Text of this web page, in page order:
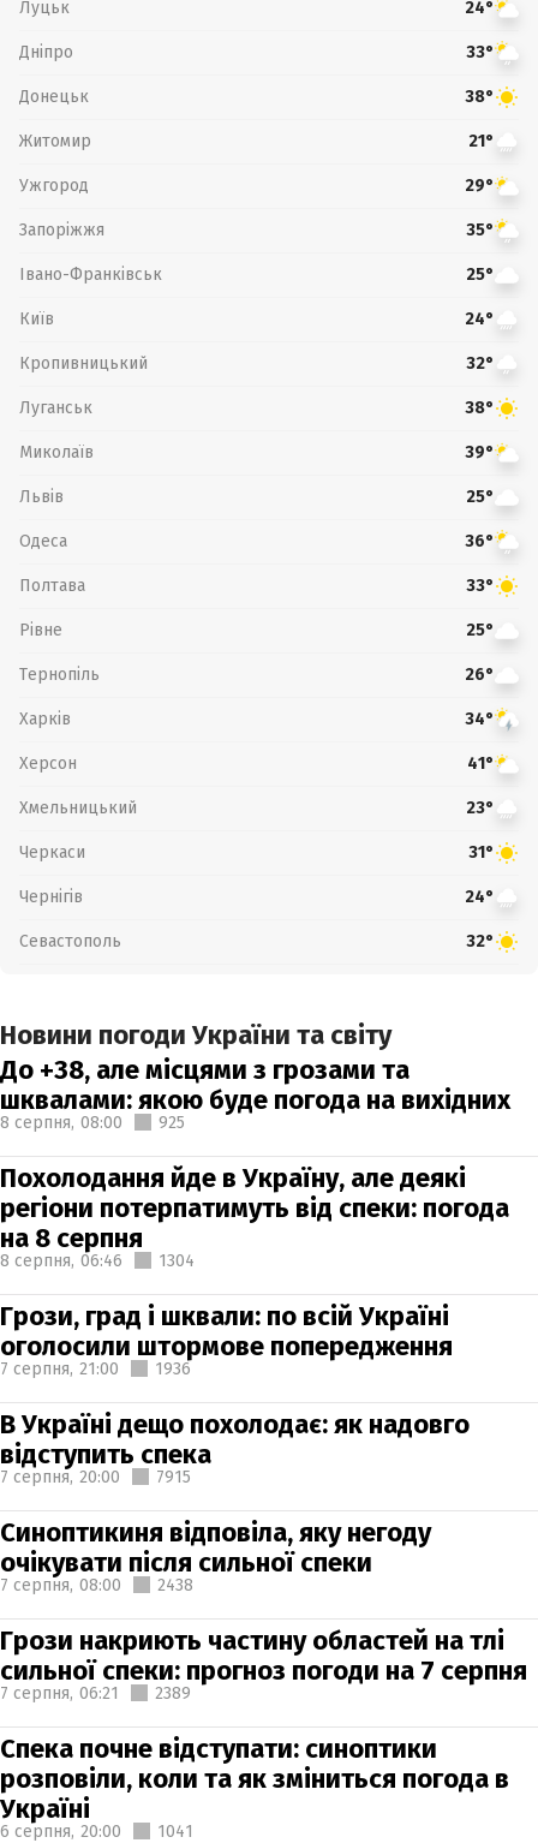
Луцьк 24°
Дніпро 33°
Донецьк 38°
Житомир 21°
Ужгород 29°
Запоріжжя 35°
Івано-Франківськ 25°
Київ 24°
Кропивницький 32°
Луганськ 38°
Миколаїв 39°
Львів 25°
Одеса 36°
Полтава 33°
Рівне 25°
Тернопіль 26°
Харків 34°
Херсон 41°
Хмельницький 23°
Черкаси 31°
Чернігів 24°
Севастополь 32°
Новини погоди України та світу
До +38, але місцями з грозами та
шквалами: якою буде погода на вихідних
8 серпня, 08:00 925
Похолодання йде в Україну, але деякі
регіони потерпатимуть від спеки: погода
на 8 серпня
8 серпня, 06:46 1304
Грози, град і шквали: по всій Україні
оголосили штормове попередження
7 серпня, 21:00 1936
В Україні дещо похолодає: як надовго
відступить спека
7 серпня, 20:00 7915
Синоптикиня відповіла, яку негоду
очікувати після сильної спеки
7 серпня, 08:00 2438
Грози накриють частину областей на тлі
сильної спеки: прогноз погоди на 7 серпня
7 серпня, 06:21 2389
Спека почне відступати: синоптики
розповіли, коли та як зміниться погода в
Україні
6 серпня, 20:00 1041